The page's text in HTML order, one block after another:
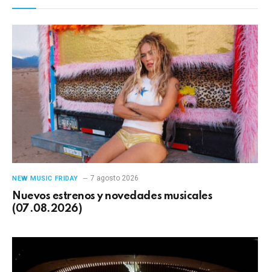
NEW MUSIC FRIDAY 7 agosto 2026
Nuevos estrenos y novedades musicales
(07.08.2026)